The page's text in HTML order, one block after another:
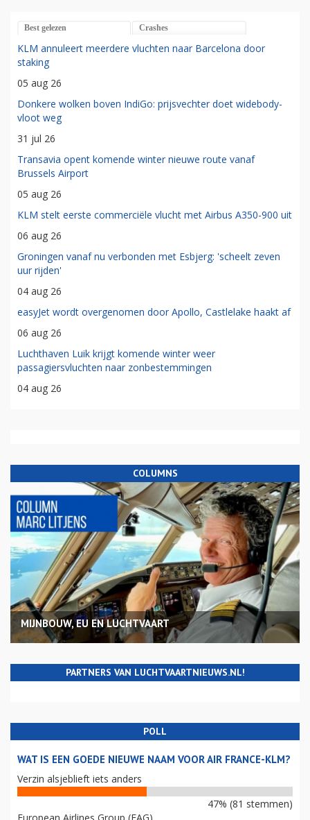
Best gelezen Crashes
KLM annuleert meerdere vluchten naar Barcelona door
staking
05 aug 26
Donkere wolken boven IndiGo: prijsvechter doet widebody-
vloot weg
31 jul 26
Transavia opent komende winter nieuwe route vanaf
Brussels Airport
05 aug 26
KLM stelt eerste commerciële vlucht met Airbus A350-900 uit
06 aug 26
Groningen vanaf nu verbonden met Esbjerg: 'scheelt zeven
uur rijden'
04 aug 26
easyJet wordt overgenomen door Apollo, Castlelake haakt af
06 aug 26
Luchthaven Luik krijgt komende winter weer
passagiersvluchten naar zonbestemmingen
04 aug 26
COLUMNS
MIJNBOUW, EU EN LUCHTVAART
PARTNERS VAN LUCHTVAARTNIEUWS.NL!
POLL
WAT IS EEN GOEDE NIEUWE NAAM VOOR AIR FRANCE-KLM?
Verzin alsjeblieft iets anders
47% (81 stemmen)